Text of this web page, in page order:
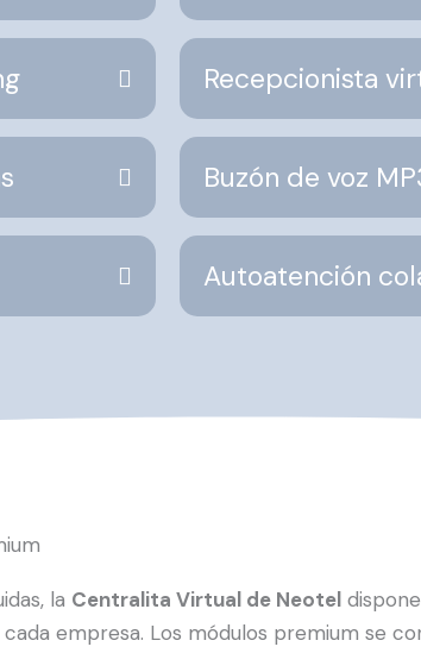
Recepcionista
Buzón de voz
Autoatención
la Centralita Virtual de Neotel
empresa. Los módulos premium se